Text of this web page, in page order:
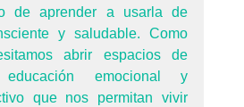
de aprender a usarla de
y saludable. Como
abrir espacios de
educación emocional y
que nos permitan vivir